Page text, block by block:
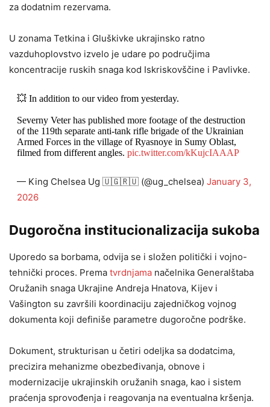
za dodatnim rezervama.
U zonama Tetkina i Gluškivke ukrajinsko ratno
vazduhoplovstvo izvelo je udare po područjima
koncentracije ruskih snaga kod Iskriskovščine i Pavlivke.
💥 In addition to our video from yesterday.
Severny Veter has published more footage of the destruction
of the 119th separate anti-tank rifle brigade of the Ukrainian
Armed Forces in the village of Ryasnoye in Sumy Oblast,
filmed from different angles. pic.twitter.com/kKujcIAAAP
— King Chelsea Ug 🇺🇬🇷🇺 (@ug_chelsea) January 3,
2026
Dugoročna institucionalizacija sukoba
Uporedo sa borbama, odvija se i složen politički i vojno-
tehnički proces. Prema tvrdnjama načelnika Generalštaba
Oružanih snaga Ukrajine Andreja Hnatova, Kijev i
Vašington su završili koordinaciju zajedničkog vojnog
dokumenta koji definiše parametre dugoročne podrške.
Dokument, strukturisan u četiri odeljka sa dodatcima,
precizira mehanizme obezbeđivanja, obnove i
modernizacije ukrajinskih oružanih snaga, kao i sistem
praćenja sprovođenja i reagovanja na eventualna kršenja.